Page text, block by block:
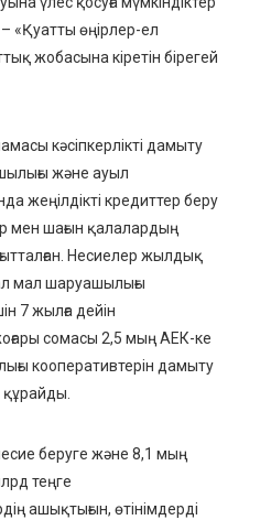
«Қуатты өңірлер-ел
жобасына кіретін бірегей
кәсіпкерлікті дамыту
және ауыл
жеңілдікті кредиттер беру
мен шағын қалалардың
Несиелер жылдық
мал шаруашылығы
7 жылға дейін
сомасы 2,5 мың АЕК-ке
кооперативтерін дамыту
құрайды.
беруге және 8,1 мың
теңге
ашықтығын, өтінімдерді